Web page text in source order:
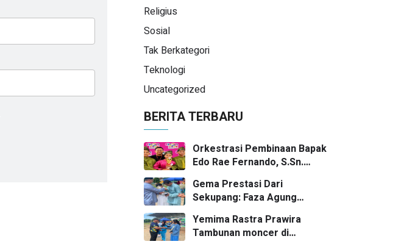
Religius
Sosial
Tak Berkategori
Teknologi
Uncategorized
BERITA TERBARU
Orkestrasi Pembinaan Bapak
Edo Rae Fernando, S.Sn.
dan Danish—Grup Ansambel
SMP Kartini 1 Batam—
Kembali Menorehkan Juara II
FLS3N dalam Panggung
Gema Prestasi Dari
Sekupang: Faza Agung
Batam, Tradisi Gasing
Bergaung Ke Tingkat Kota
Yemima Rastra Prawira
Tambunan moncer di